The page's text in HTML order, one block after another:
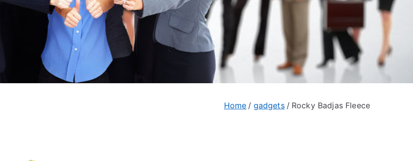
Home gadgets Rocky Badjas Fleece